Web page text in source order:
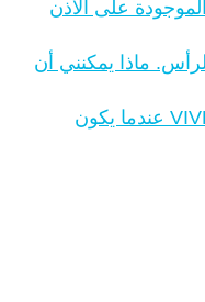
على الأذن
ماذا يمكنني أن
هل يمكنني استخدام VIVE Cosmos عندما يكون